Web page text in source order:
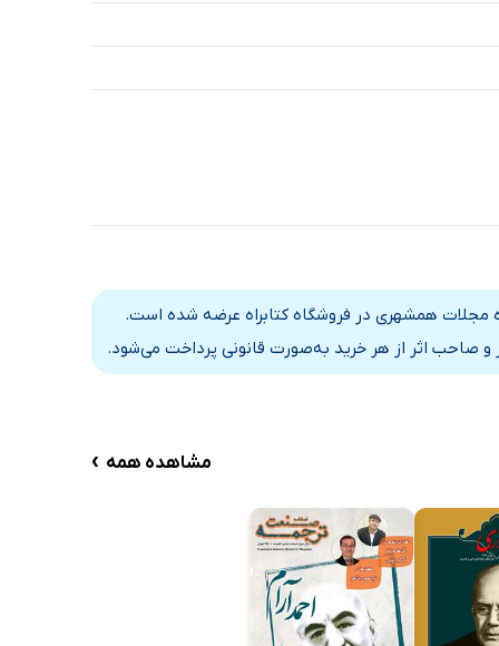
بر اساس قرارداد رسمی با گروه مجلات همشهری در فروشگاه کتابراه عرضه شده است.
و صاحب اثر از هر خرید به‌صورت قانونی پرداخت می‌شود.
مشاهده همه ›